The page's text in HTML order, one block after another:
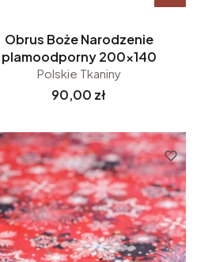
Obrus Boże Narodzenie
plamoodporny 200x140
Polskie Tkaniny
Cena
90,00 zł